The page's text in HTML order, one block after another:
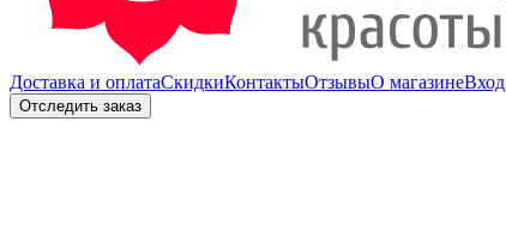
Доставка и оплатаСкидкиКонтактыОтзывыО магазинеВход
Отследить заказ